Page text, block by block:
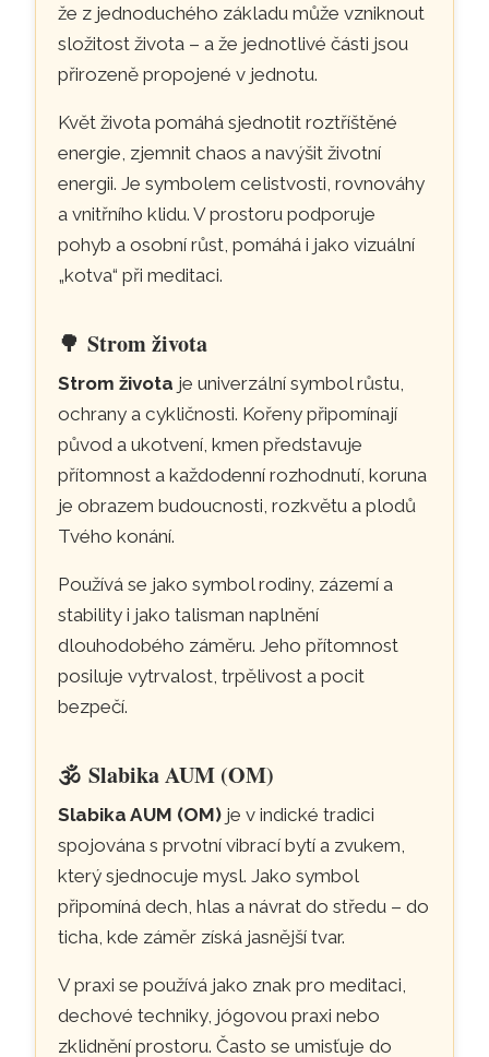
že z jednoduchého základu může vzniknout
složitost života – a že jednotlivé části jsou
přirozeně propojené v jednotu.
Květ života pomáhá sjednotit roztříštěné
energie, zjemnit chaos a navýšit životní
energii. Je symbolem celistvosti, rovnováhy
a vnitřního klidu. V prostoru podporuje
pohyb a osobní růst, pomáhá i jako vizuální
„kotva“ při meditaci.
🌳Strom života
Strom života je univerzální symbol růstu,
ochrany a cykličnosti. Kořeny připomínají
původ a ukotvení, kmen představuje
přítomnost a každodenní rozhodnutí, koruna
je obrazem budoucnosti, rozkvětu a plodů
Tvého konání.
Používá se jako symbol rodiny, zázemí a
stability i jako talisman naplnění
dlouhodobého záměru. Jeho přítomnost
posiluje vytrvalost, trpělivost a pocit
bezpečí.
🕉️Slabika AUM (OM)
Slabika AUM (OM) je v indické tradici
spojována s prvotní vibrací bytí a zvukem,
který sjednocuje mysl. Jako symbol
připomíná dech, hlas a návrat do středu – do
ticha, kde záměr získá jasnější tvar.
V praxi se používá jako znak pro meditaci,
dechové techniky, jógovou praxi nebo
zklidnění prostoru. Často se umisťuje do